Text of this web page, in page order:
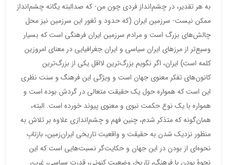
به هر تقدیر، در چشم‌انداز فردی چون من- که صدالبته یگانه چشم‌انداز
ممکن نیست- سرزمین ایران (که حدود و ثغور این سرزمین نیز محل
چالش‌های بزرگ است و مرادم سرزمین ایران فرهنگی است که بسیار
وسیع‌تر از مرزهای ایران سیاسی و ایران جغرافیایی در معنای امروزین
کلمه است) ایران، اگر نگویم بزرگ‌ترین لااقل یکی از بزرگ‌ترین
کانون‌های تفکر معنوی جهان است و ویژگی این فرهنگ و سنت نظری
این است که همواره حول یک حقیقت متعالی در گردش بوده است و
همواره با یک نوع حکمت نبوی و معنوی پیوند خورده است. البته،
همان‌گونه که متذکر شدم، چنین فهم و چشم‌اندازی علاوه بر تلاش به
منظور نزدیک شدن به حقیقت و واقعیت تاریخی ایران‌زمین، بازتابِ
نحوه‌ای از بودن در این جهان و حکایت‌گر نسبت‌هایی است که این
نحوۀ بودن با فرهنگ، تاریخ، وضعیت کنونی، قدرت سیاسی، غرب،